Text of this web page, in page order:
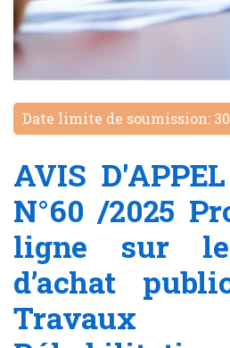
Date limite de soumission:
AVIS
N°60 /2025
ligne sur le
d’achat